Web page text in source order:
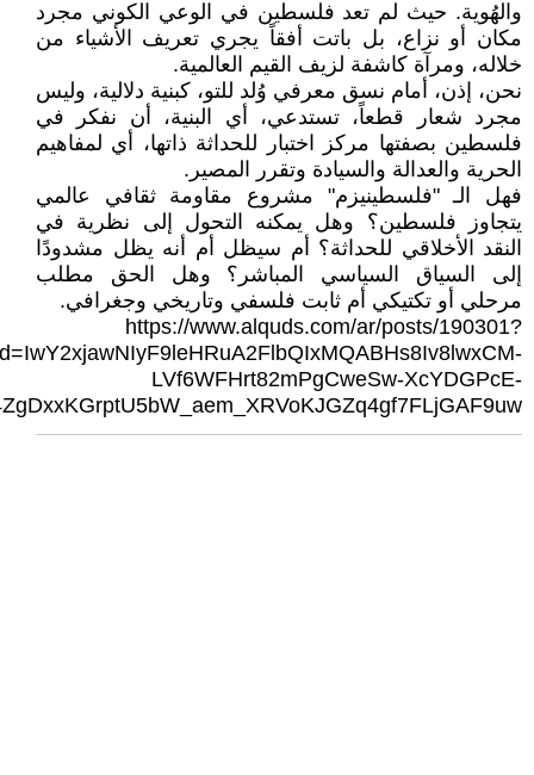
والهُوية. حيث لم تعد فلسطين في الوعي الكوني مجرد
مكان أو نزاع، بل باتت أفقاً يجري تعريف الأشياء من
خلاله، ومرآة كاشفة لزيف القيم العالمية.
نحن، إذن، أمام نسق معرفي وُلد للتو، كبنية دلالية، وليس
مجرد شعار قطعاً، تستدعي، أي البنية، أن نفكر في
فلسطين بصفتها مركز اختبار للحداثة ذاتها، أي لمفاهيم
الحرية والعدالة والسيادة وتقرر المصير.
فهل الـ "فلسطينيزم" مشروع مقاومة ثقافي عالمي
يتجاوز فلسطين؟ وهل يمكنه التحول إلى نظرية في
النقد الأخلاقي للحداثة؟ أم سيظل أم أنه يظل مشدودًا
إلى السياق السياسي المباشر؟ وهل الحق مطلب
مرحلي أو تكتيكي أم ثابت فلسفي وتاريخي وجغرافي.
https://www.alquds.com/ar/posts/190301?
LVf6WFHrt82mPgCweSw-XcYDGPcE-